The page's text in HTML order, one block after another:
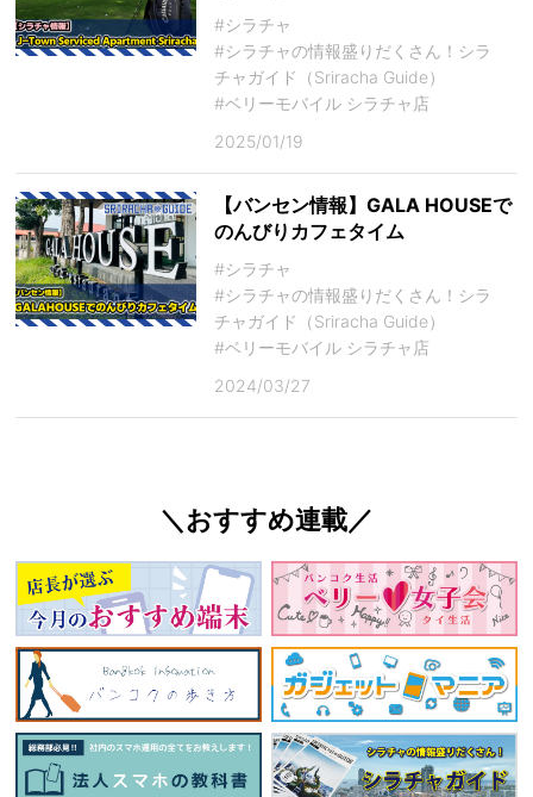
#シラチャ
#シラチャの情報盛りだくさん！シラ
チャガイド（Sriracha Guide）
#ベリーモバイル シラチャ店
2025/01/19
【バンセン情報】GALA HOUSEで
のんびりカフェタイム
#シラチャ
#シラチャの情報盛りだくさん！シラ
チャガイド（Sriracha Guide）
#ベリーモバイル シラチャ店
2024/03/27
＼おすすめ連載／